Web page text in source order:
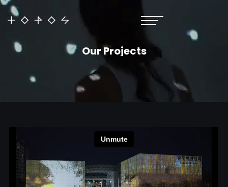
Our Projects